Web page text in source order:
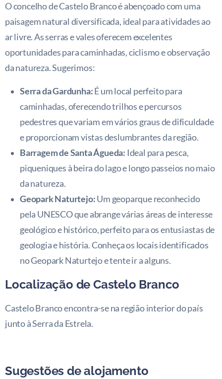
O concelho de Castelo Branco é abençoado com uma
paisagem natural diversificada, ideal para atividades ao
ar livre. As serras e vales oferecem excelentes
oportunidades para caminhadas, ciclismo e observação
da natureza. Sugerimos:
Serra da Gardunha:É um local perfeito para
caminhadas, oferecendo trilhos e percursos
pedestres que variam em vários graus de dificuldade
e proporcionam vistas deslumbrantes da região.
Barragem de Santa Águeda: Ideal para pesca,
piqueniques à beira do lago e longo passeios no maio
da natureza.
Geopark Naturtejo:Um geoparque reconhecido
pela UNESCO que abrange várias áreas de interesse
geológico e histórico, perfeito para os entusiastas de
geologia e história. Conheça os locais identificados
no Geopark Naturtejo e tente ir a alguns.
Localização de Castelo Branco
Castelo Branco encontra-se na região interior do país
junto à Serra da Estrela.
Sugestões de alojamento